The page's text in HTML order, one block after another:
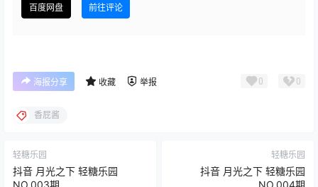
百度网盘 前往评论
海报分享 收藏 举报 0 0
香屁酱
轻糖乐园
抖音 月光之下 轻糖乐园
NO.003期
轻糖乐园
抖音 月光之下 轻糖乐园
NO.004期